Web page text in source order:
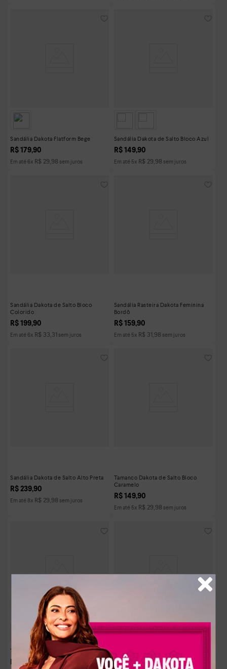
Sandália Dakota Flatform Bege
R$ 179,90
Em até 6x R$ 29,98 sem juros
Sandália Dakota de Salto Bloco Azul
R$ 149,90
Em até 5x R$ 29,98 sem juros
Sandália Dakota de Salto Bloco
Colorido
R$ 199,90
Em até 6x R$ 33,31 sem juros
Sandália Rasteira Dakota Feminina
Bordô
R$ 159,90
Em até 5x R$ 31,98 sem juros
Sandália Dakota de Salto Alto Preta
R$ 239,90
Em até 8x R$ 29,98 sem juros
Tamanco Dakota de Salto Bloco
Caramelo
R$ 149,90
Em até 5x R$ 29,98 sem juros
Tamanco Dakota Anabela Branco
169,90
Tamanco Dakota Anabela Preto
R$ 169,90